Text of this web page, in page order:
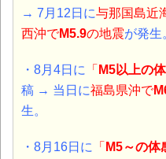
→ 7月12日に与那国島近
西沖でM5.9の地震が発生
・8月4日に 「 M5以上の
稿 → 当日に福島県沖で
生。
・8月16日に 「 M5～の体